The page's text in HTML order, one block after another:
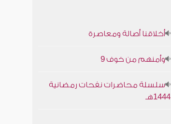
أخلاقنا أصالة ومعاصرة
وأمنهم من خوف 9
سلسلة محاضرات نفحات رمضانية
1444هـ